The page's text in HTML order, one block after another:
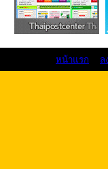
หน้าแรก ล